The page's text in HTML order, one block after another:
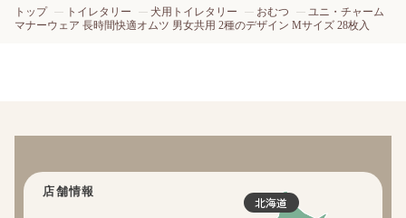
トップ トイレタリー 犬用トイレタリー おむつ
ユニ・チャーム
マナーウェア 長時間快適オムツ 男女共用 2種のデザイン Mサイズ 28枚入
店舗情報
北海道